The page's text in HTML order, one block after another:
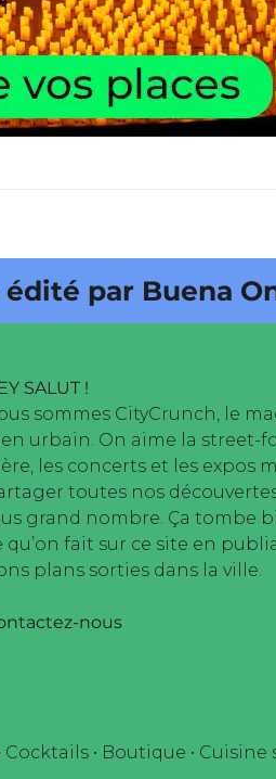
Buena Onda
SALUT !
sommes CityCrunch, le
urbain. On aime la street-
les concerts et les expos
toutes nos
grand nombre. Ça tombe
qu’on fait sur ce site en
plans sorties dans la ville.
nous
Cocktails • Boutique • Cuisine